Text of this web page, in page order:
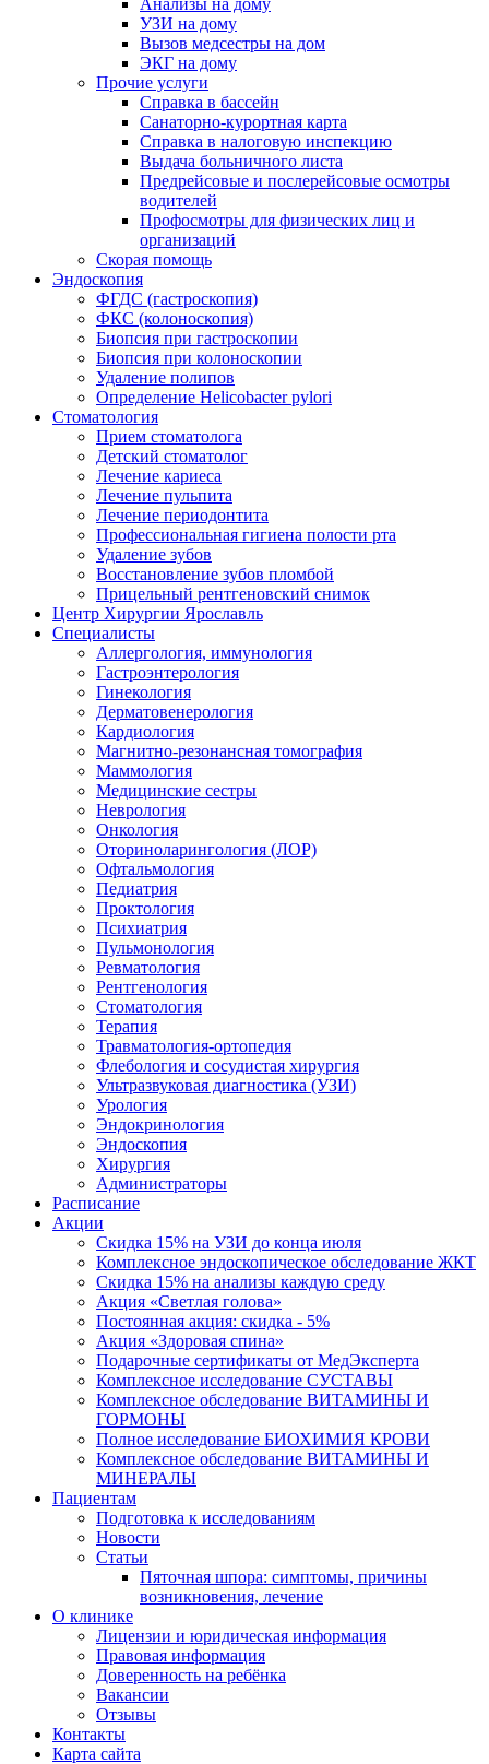
УЗИ на дому
Вызов медсестры на дом
ЭКГ на дому
Прочие услуги
Справка в бассейн
Санаторно-курортная карта
Справка в налоговую инспекцию
Выдача больничного листа
Предрейсовые и послерейсовые осмотры
водителей
Профосмотры для физических лиц и
организаций
Скорая помощь
Эндоскопия
ФГДС (гастроскопия)
ФКС (колоноскопия)
Биопсия при гастроскопии
Биопсия при колоноскопии
Удаление полипов
Определение Helicobacter pylori
Стоматология
Прием стоматолога
Детский стоматолог
Лечение кариеса
Лечение пульпита
Лечение периодонтита
Профессиональная гигиена полости рта
Удаление зубов
Восстановление зубов пломбой
Прицельный рентгеновский снимок
Центр Хирургии Ярославль
Специалисты
Аллергология, иммунология
Гастроэнтерология
Гинекология
Дерматовенерология
Кардиология
Магнитно-резонансная томография
Маммология
Медицинские сестры
Неврология
Онкология
Оториноларингология (ЛОР)
Офтальмология
Педиатрия
Проктология
Психиатрия
Пульмонология
Ревматология
Рентгенология
Стоматология
Терапия
Травматология-ортопедия
Флебология и сосудистая хирургия
Ультразвуковая диагностика (УЗИ)
Урология
Эндокринология
Эндоскопия
Хирургия
Администраторы
Расписание
Акции
Скидка 15% на УЗИ до конца июля
Комплексное эндоскопическое обследование ЖКТ
Скидка 15% на анализы каждую среду
Акция «Светлая голова»
Постоянная акция: скидка - 5%
Акция «Здоровая спина»
Подарочные сертификаты от МедЭксперта
Комплексное исследование СУСТАВЫ
Комплексное обследование ВИТАМИНЫ И
ГОРМОНЫ
Полное исследование БИОХИМИЯ КРОВИ
Комплексное обследование ВИТАМИНЫ И
МИНЕРАЛЫ
Пациентам
Подготовка к исследованиям
Новости
Статьи
Пяточная шпора: симптомы, причины
возникновения, лечение
О клинике
Лицензии и юридическая информация
Правовая информация
Доверенность на ребёнка
Вакансии
Отзывы
Контакты
Карта сайта